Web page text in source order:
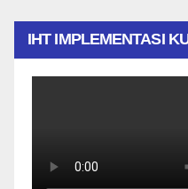
IHT IMPLEMENTASI